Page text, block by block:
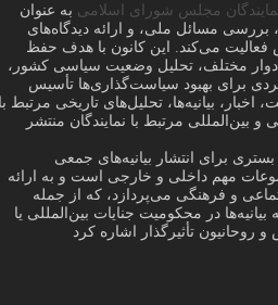
نمایندگان مجلس شورای اسلامی به عنوان
بررسی مسائل ملی، و ارائه دیدگاه‌های
فعالیت می‌کند. این کانون با هدف حفظ
ادوار مختلف، تحلیل وضعیت سیاسی کشور،
برای بهبود سیاست‌گذاری‌ها تأسیس
بیانیه‌ها، تحلیل‌های تاریخی مرتبط با
بین‌المللی مرتبط با نمایندگان منتشر
برای انتشار بیانیه‌های جمعی
مهم داخلی و خارجی است و به ارائه
و فرهنگی می‌پردازد، که از جمله
در محکومیت جنایات بین‌المللی یا
تأثیرگذار اشاره کرد